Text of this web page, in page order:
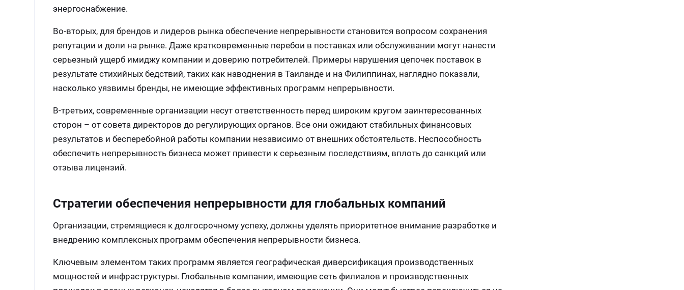
энергоснабжение.
Во-вторых, для брендов и лидеров рынка обеспечение непрерывности становится вопросом сохранения
репутации и доли на рынке. Даже кратковременные перебои в поставках или обслуживании могут нанести
серьезный ущерб имиджу компании и доверию потребителей. Примеры нарушения цепочек поставок в
результате стихийных бедствий, таких как наводнения в Таиланде и на Филиппинах, наглядно показали,
насколько уязвимы бренды, не имеющие эффективных программ непрерывности.
В-третьих, современные организации несут ответственность перед широким кругом заинтересованных
сторон – от совета директоров до регулирующих органов. Все они ожидают стабильных финансовых
результатов и бесперебойной работы компании независимо от внешних обстоятельств. Неспособность
обеспечить непрерывность бизнеса может привести к серьезным последствиям, вплоть до санкций или
отзыва лицензий.
Стратегии обеспечения непрерывности для глобальных компаний
Организации, стремящиеся к долгосрочному успеху, должны уделять приоритетное внимание разработке и
внедрению комплексных программ обеспечения непрерывности бизнеса.
Ключевым элементом таких программ является географическая диверсификация производственных
мощностей и инфраструктуры. Глобальные компании, имеющие сеть филиалов и производственных